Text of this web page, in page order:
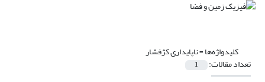
کلیدواژه‌ها =ناپایداری کژفشار
تعداد مقالات: 1